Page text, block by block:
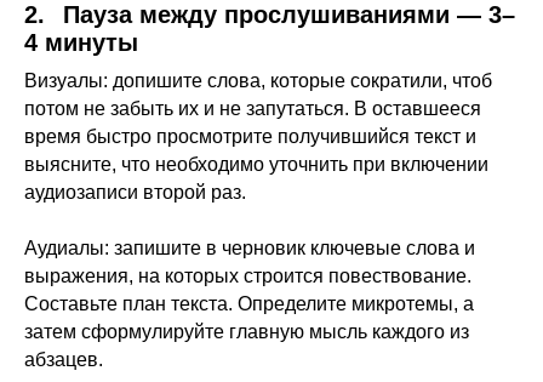
2.⠀Пауза между прослушиваниями — 3–
4 минуты
Визуалы: допишите слова, которые сократили, чтоб
потом не забыть их и не запутаться. В оставшееся
время быстро просмотрите получившийся текст и
выясните, что необходимо уточнить при включении
аудиозаписи второй раз.
Аудиалы: запишите в черновик ключевые слова и
выражения, на которых строится повествование.
Составьте план текста. Определите микротемы, а
затем сформулируйте главную мысль каждого из
абзацев.